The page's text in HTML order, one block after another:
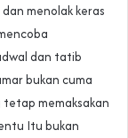
menolak keras
dan tatib
bukan cuma
tetap memaksakan
Itu bukan